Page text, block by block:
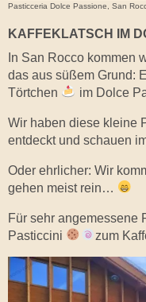
Pasticceria Dolce Passione, San
KAFFEKLATSCH IM
In San Rocco kommen
das aus süßem Grund:
Törtchen
im Dolce
Wir haben diese kleine
entdeckt und schauen
Oder ehrlicher: Wir
gehen meist rein…
Für sehr angemessene
Pasticcini
zum